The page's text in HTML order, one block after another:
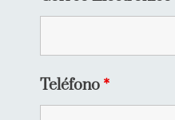
Teléfono *